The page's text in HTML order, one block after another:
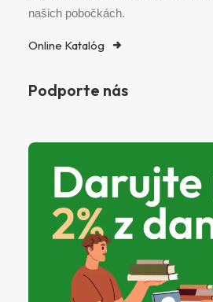
našich pobočkách.
Online Katalóg
Podporte nás